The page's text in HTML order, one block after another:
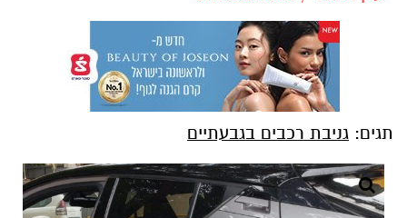
תגים: גניבת רכבים בגבעתיים